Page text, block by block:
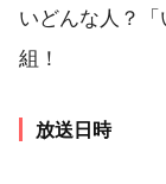
いどんな人？
組！
放送日時